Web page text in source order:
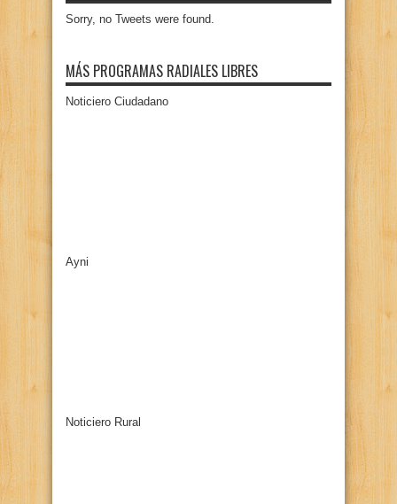
Sorry, no Tweets were found.
MÁS PROGRAMAS RADIALES LIBRES
Noticiero Ciudadano
Ayni
Noticiero Rural